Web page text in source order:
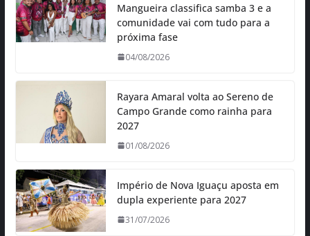
Mangueira classifica samba 3 e a
comunidade vai com tudo para a
próxima fase
04/08/2026
Rayara Amaral volta ao Sereno de
Campo Grande como rainha para
2027
01/08/2026
Império de Nova Iguaçu aposta em
dupla experiente para 2027
31/07/2026